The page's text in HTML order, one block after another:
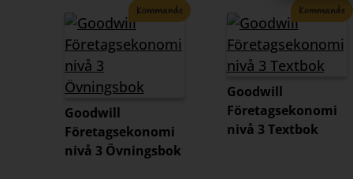
Kommande
Goodwill
Företagsekonomi
nivå 3 Övningsbok
Kommande
Goodwill
Företagsekonomi
nivå 3 Textbok